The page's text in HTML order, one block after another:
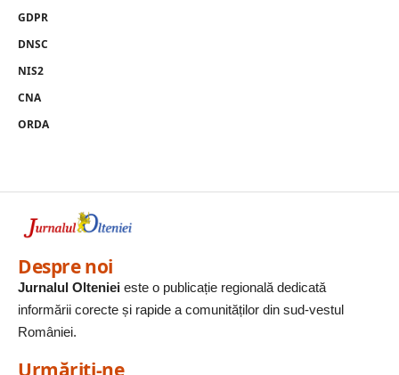
GDPR
DNSC
NIS2
CNA
ORDA
Despre noi
Jurnalul Olteniei este o publicație regională dedicată
informării corecte și rapide a comunităților din sud-vestul
României.
Urmăriți-ne